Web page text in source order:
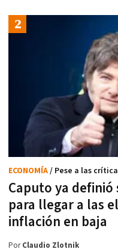
Caputo ya
para llegar a las
inflación en baja
ECONOMÍA/ Pese a las
PorClaudio Zlotnik